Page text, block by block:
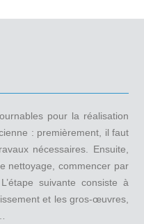
pour la réalisation
: premièrement, il faut
nécessaires. Ensuite,
nettoyage, commencer par
suivante consiste à
et les gros-œuvres,